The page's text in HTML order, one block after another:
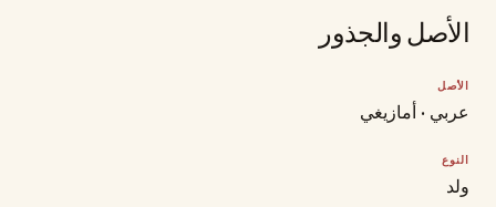
الأصل والجذور
الأصل
عربي · أمازيغي
النوع
ولد